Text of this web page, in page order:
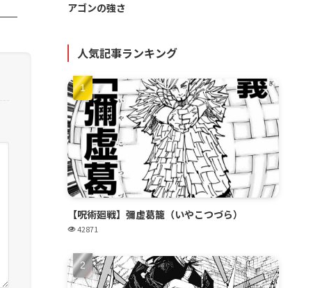
アゴンの強さ
人気記事ランキング
【呪術廻戦】彌虚葛籠（いやこつづら）
42871